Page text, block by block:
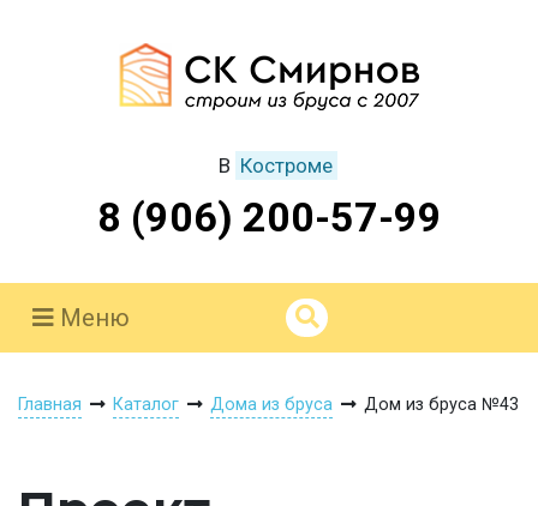
В Костроме
8 (906) 200-57-99
Меню
Главная Каталог Дома из бруса Дом из бруса №43